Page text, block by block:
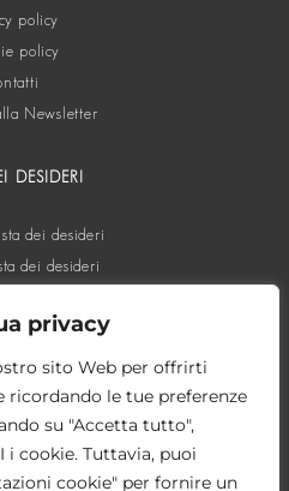
privacy
sito Web per offrirti
ricordando le tue preferenze
su "Accetta tutto",
i cookie. Tuttavia, puoi
cookie" per fornire un
policy
policy
Newsletter
DESIDERI
dei desideri
dei desideri